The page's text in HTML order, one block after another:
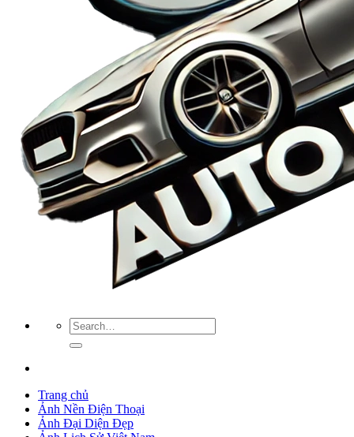
Trang chủ
Ảnh Nền Điện Thoại
Ảnh Đại Diện Đẹp